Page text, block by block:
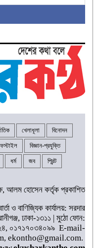
খেলাধূলা বিনোদন
বিজ্ঞান-প্রযুক্তি
ধর্ম জব প্রিন্ট
আলম হোসেন কর্তৃক প্রকাশিত
ও বাণিজ্যিক কার্যালয়: সরদার
ঢাকা-১৩১১ | মুঠো ফোন:
০১৭১৭০৩৪০৯৯ E-mail-
ekontho@gmail.com.